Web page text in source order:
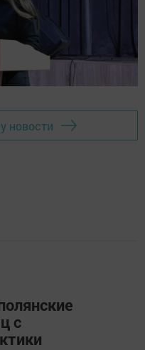
новости
с